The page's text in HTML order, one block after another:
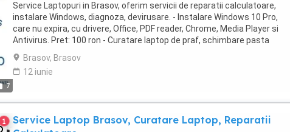
7
Service Laptopuri in Brasov, oferim servicii de reparatii calculatoare,
instalare Windows, diagnoza, devirusare. - Instalare Windows 10 Pro,
care nu expira, cu drivere, Office, PDF reader, Chrome, Media Player si
Antivirus. Pret: 100 ron - Curatare laptop de praf, schimbare pasta
termo si reinstalare ...
Brasov, Brasov
12 iunie
1
Service Laptop Brasov, Curatare Laptop, Reparatii